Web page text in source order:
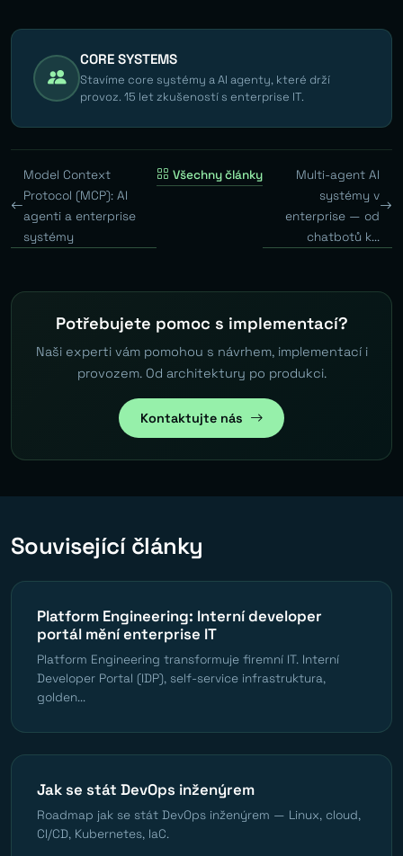
CORE SYSTEMS
Stavíme core systémy a AI agenty, které drží
provoz. 15 let zkušeností s enterprise IT.
Model Context
Protocol (MCP): AI
agenti a enterprise
systémy
Všechny články
Multi-agent AI
systémy v
enterprise — od
chatbotů k...
Potřebujete pomoc s implementací?
Naši experti vám pomohou s návrhem, implementací i
provozem. Od architektury po produkci.
Kontaktujte nás
Související články
Platform Engineering: Interní developer
portál mění enterprise IT
Platform Engineering transformuje firemní IT. Interní
Developer Portal (IDP), self-service infrastruktura,
golden...
Jak se stát DevOps inženýrem
Roadmap jak se stát DevOps inženýrem — Linux, cloud,
CI/CD, Kubernetes, IaC.